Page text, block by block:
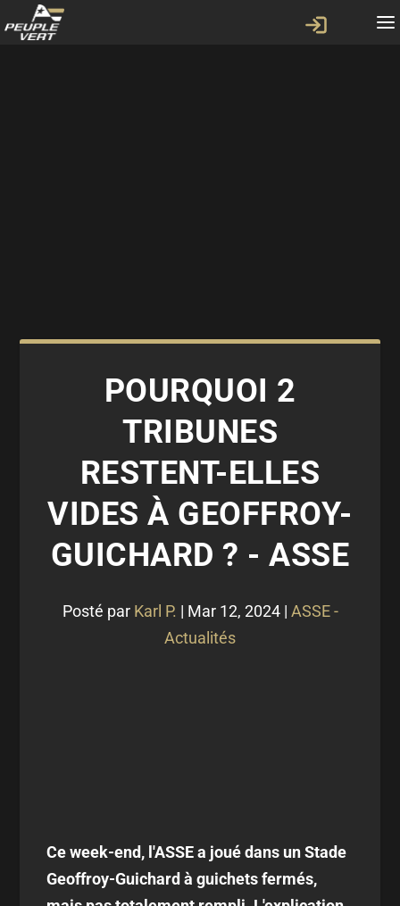
POURQUOI 2
TRIBUNES
RESTENT-ELLES
VIDES À GEOFFROY-
GUICHARD ? - ASSE
Posté par Karl P. | Mar 12, 2024| ASSE -
Actualités
Ce week-end, l'ASSE a joué dans un Stade
Geoffroy-Guichard à guichets fermés,